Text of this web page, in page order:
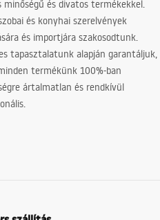
minőségű és divatos termékekkel.
és konyhai szerelvények
és importjára szakosodtunk.
tapasztalatunk alapján garantáljuk,
termékünk 100%-ban
ártalmatlan és rendkívül